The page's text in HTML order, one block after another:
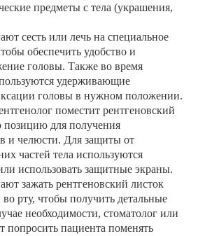
предметы с тела (украшения,
сесть или лечь на специальное
обеспечить удобство и
головы. Также во время
удерживающие
головы в нужном положении.
поместит рентгеновский
для получения
и челюсти. Для защиты от
частей тела используются
использовать защитные экраны.
зажать рентгеновский листок
рту, чтобы получить детальные
необходимости, стоматолог или
попросить пациента поменять